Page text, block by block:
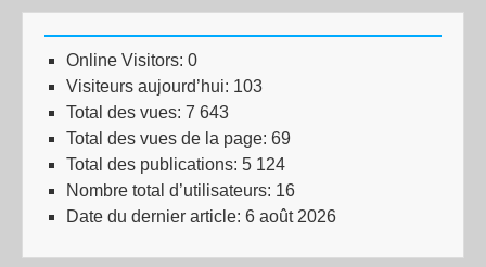
Online Visitors: 0
Visiteurs aujourd’hui: 103
Total des vues: 7 643
Total des vues de la page: 69
Total des publications: 5 124
Nombre total d’utilisateurs: 16
Date du dernier article: 6 août 2026